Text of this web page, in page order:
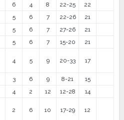
6 4 8 22-25
22
5 6 7 22-26
21
5 6 7 27-26
21
5 6 7 15-20 21
4 5 9 20-33 17
3 6 9 8-21
15
4 2 12 12-28 14
2 6 10 17-29 12